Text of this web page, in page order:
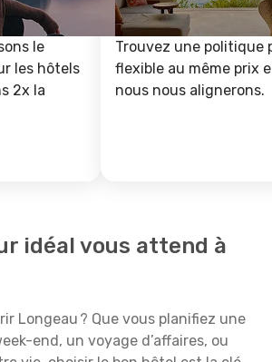
le
les hôtels
2x la
Trouvez une politique
flexible au même prix
nous nous alignerons.
idéal vous attend à
Longeau ? Que vous planifiez une
end, un voyage d’affaires, ou